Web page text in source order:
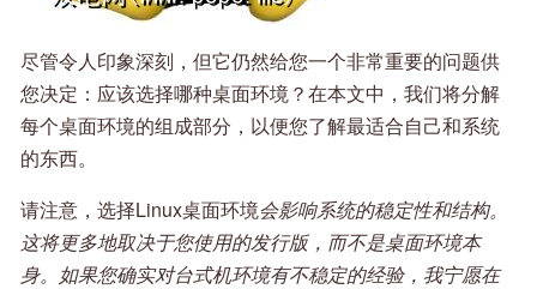
尽管令人印象深刻，但它仍然给您一个非常重要的问题供
您决定：应该选择哪种桌面环境？在本文中，我们将分解
每个桌面环境的组成部分，以便您了解最适合自己和系统
的东西。
请注意，选择Linux桌面环境会影响系统的稳定性和结构。
这将更多地取决于您使用的发行版，而不是桌面环境本
身。如果您确实对台式机环境有不稳定的经验，我宁愿在